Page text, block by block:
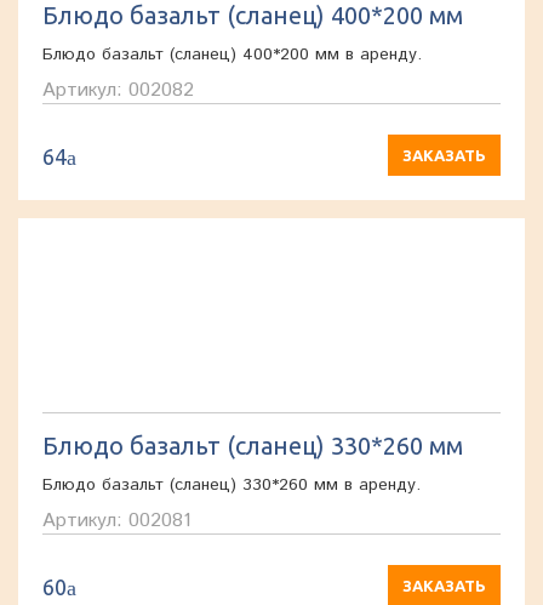
Блюдо базальт (сланец) 400*200 мм
Блюдо базальт (сланец) 400*200 мм в аренду.
Артикул: 002082
64a ЗАКАЗАТЬ
Блюдо базальт (сланец) 330*260 мм
Блюдо базальт (сланец) 330*260 мм в аренду.
Артикул: 002081
60a ЗАКАЗАТЬ